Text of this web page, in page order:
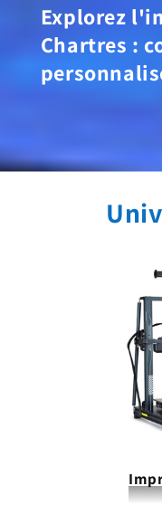
Explorez
Chartres :